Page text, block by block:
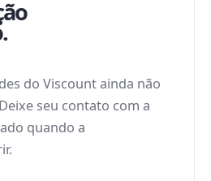
do Viscountainda não
seu contato com a
quando a